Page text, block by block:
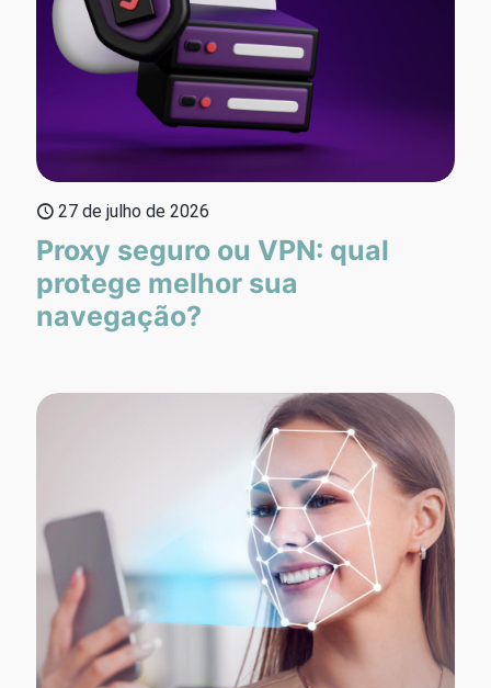
27 de julho de 2026
Proxy seguro ou VPN: qual
protege melhor sua
navegação?